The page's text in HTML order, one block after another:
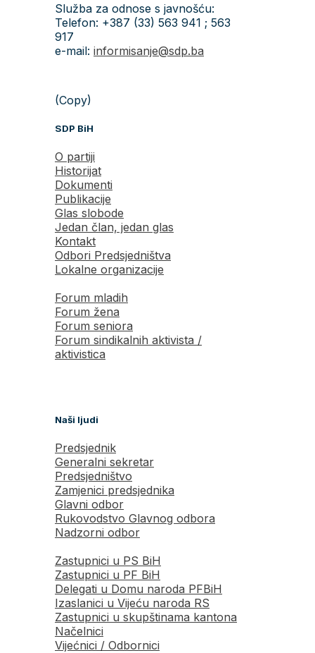
Služba za odnose s javnošću:
Telefon: +387 (33) 563 941 ; 563
917
e-mail: informisanje@sdp.ba
(Copy)
SDP BiH
O partiji
Historijat
Dokumenti
Publikacije
Glas slobode
Jedan član, jedan glas
Kontakt
Odbori Predsjedništva
Lokalne organizacije
Forum mladih
Forum žena
Forum seniora
Forum sindikalnih aktivista /
aktivistica
Naši ljudi
Predsjednik
Generalni sekretar
Predsjedništvo
Zamjenici predsjednika
Glavni odbor
Rukovodstvo Glavnog odbora
Nadzorni odbor
Zastupnici u PS BiH
Zastupnici u PF BiH
Delegati u Domu naroda PFBiH
Izaslanici u Vijeću naroda RS
Zastupnici u skupštinama kantona
Načelnici
Vijećnici / Odbornici